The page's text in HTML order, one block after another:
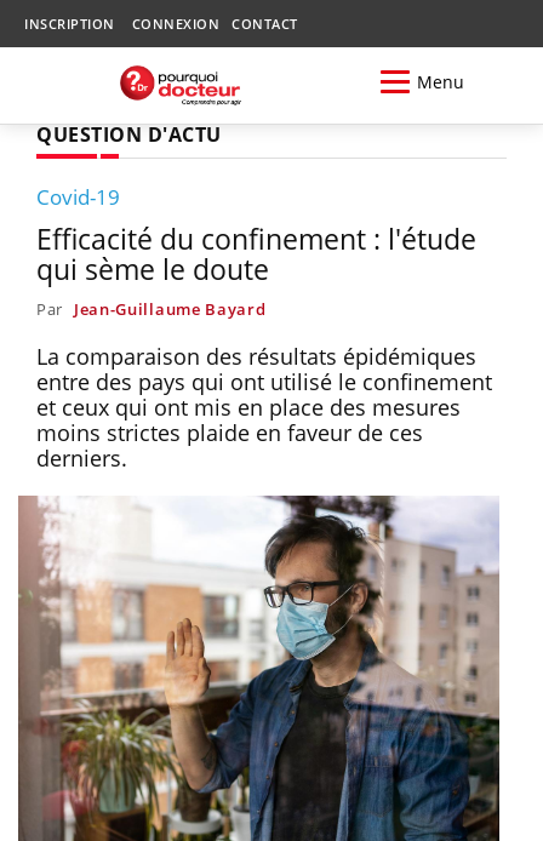
INSCRIPTION CONNEXION CONTACT
Menu
QUESTION D'ACTU
Covid-19
Efficacité du confinement : l'étude
qui sème le doute
Par Jean-Guillaume Bayard
La comparaison des résultats épidémiques
entre des pays qui ont utilisé le confinement
et ceux qui ont mis en place des mesures
moins strictes plaide en faveur de ces
derniers.